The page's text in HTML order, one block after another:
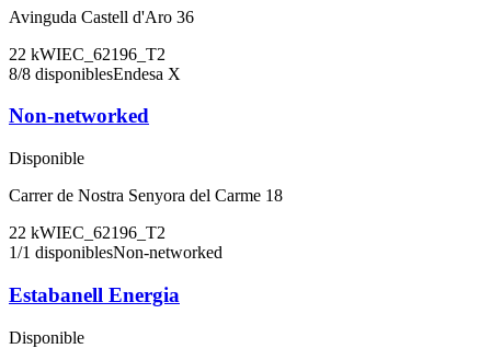
Avinguda Castell d'Aro 36
22 kWIEC_62196_T2
8/8 disponiblesEndesa X
Non-networked
Disponible
Carrer de Nostra Senyora del Carme 18
22 kWIEC_62196_T2
1/1 disponiblesNon-networked
Estabanell Energia
Disponible